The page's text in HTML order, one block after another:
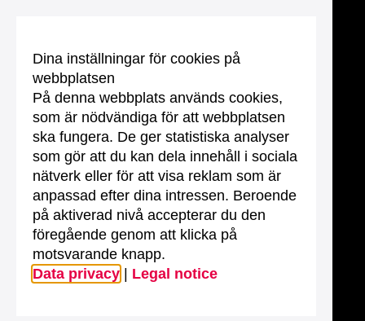
Dina inställningar för cookies på
webbplatsen
På denna webbplats används cookies,
som är nödvändiga för att webbplatsen
ska fungera. De ger statistiska analyser
som gör att du kan dela innehåll i sociala
nätverk eller för att visa reklam som är
anpassad efter dina intressen. Beroende
på aktiverad nivå accepterar du den
föregående genom att klicka på
motsvarande knapp.
Data privacy
Legal notice